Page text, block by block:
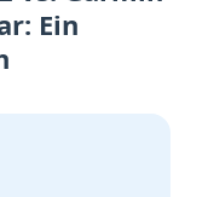
Ein